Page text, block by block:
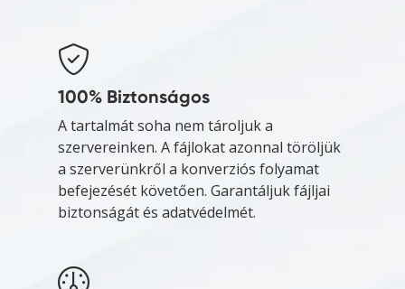
100% Biztonságos
A tartalmát soha nem tároljuk a
szervereinken. A fájlokat azonnal töröljük
a szerverünkről a konverziós folyamat
befejezését követően. Garantáljuk fájljai
biztonságát és adatvédelmét.